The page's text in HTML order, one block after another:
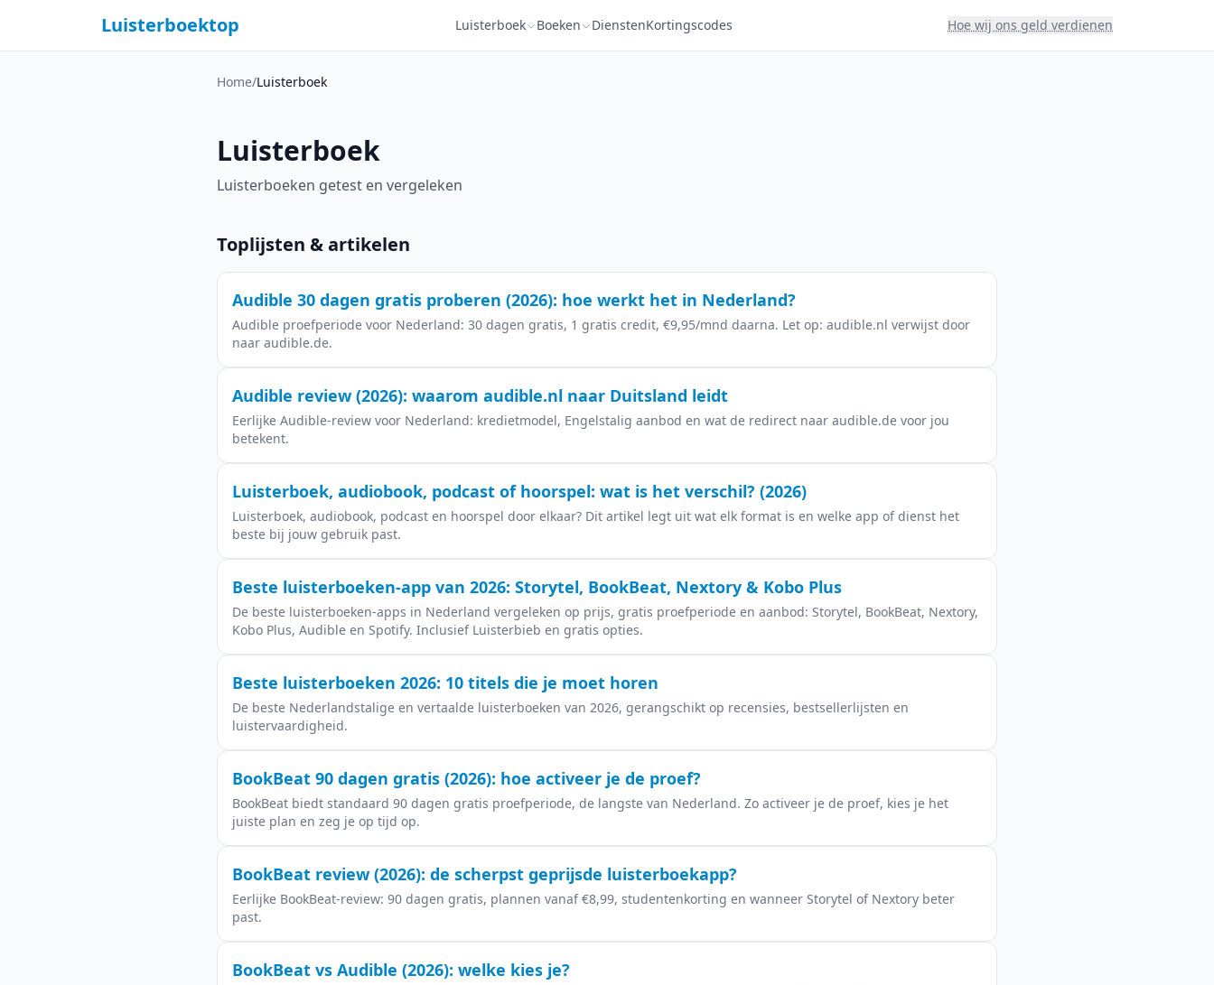
Luisterboektop Luisterboek Boeken DienstenKortingscodes Hoe wij ons geld verdienen
Home/Luisterboek
Luisterboek
Luisterboeken getest en vergeleken
Toplijsten & artikelen
Audible 30 dagen gratis proberen (2026): hoe werkt het in Nederland?
Audible proefperiode voor Nederland: 30 dagen gratis, 1 gratis credit, €9,95/mnd daarna. Let op: audible.nl verwijst door
naar audible.de.
Audible review (2026): waarom audible.nl naar Duitsland leidt
Eerlijke Audible-review voor Nederland: kredietmodel, Engelstalig aanbod en wat de redirect naar audible.de voor jou
betekent.
Luisterboek, audiobook, podcast of hoorspel: wat is het verschil? (2026)
Luisterboek, audiobook, podcast en hoorspel door elkaar? Dit artikel legt uit wat elk format is en welke app of dienst het
beste bij jouw gebruik past.
Beste luisterboeken-app van 2026: Storytel, BookBeat, Nextory & Kobo Plus
De beste luisterboeken-apps in Nederland vergeleken op prijs, gratis proefperiode en aanbod: Storytel, BookBeat, Nextory,
Kobo Plus, Audible en Spotify. Inclusief Luisterbieb en gratis opties.
Beste luisterboeken 2026: 10 titels die je moet horen
De beste Nederlandstalige en vertaalde luisterboeken van 2026, gerangschikt op recensies, bestsellerlijsten en
luistervaardigheid.
BookBeat 90 dagen gratis (2026): hoe activeer je de proef?
BookBeat biedt standaard 90 dagen gratis proefperiode, de langste van Nederland. Zo activeer je de proef, kies je het
juiste plan en zeg je op tijd op.
BookBeat review (2026): de scherpst geprijsde luisterboekapp?
Eerlijke BookBeat-review: 90 dagen gratis, plannen vanaf €8,99, studentenkorting en wanneer Storytel of Nextory beter
past.
BookBeat vs Audible (2026): welke kies je?